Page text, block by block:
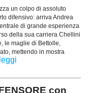
un colpo di assoluto
difensivo: arriva Andrea
di grande esperienza
della sua carriera Chellini
le maglie di Bettolle,
mettendo in mostra
leggi
con